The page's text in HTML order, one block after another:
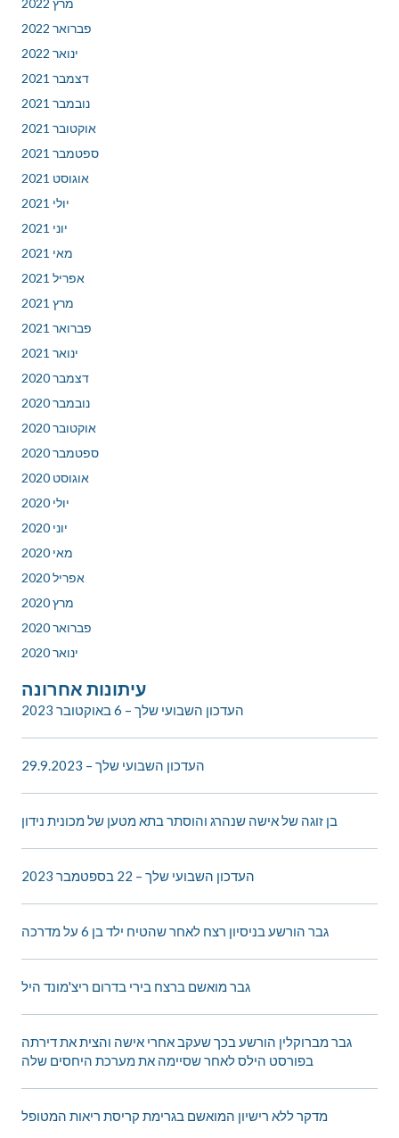
מרץ 2022
פברואר 2022
ינואר 2022
דצמבר 2021
נובמבר 2021
אוקטובר 2021
ספטמבר 2021
אוגוסט 2021
יולי 2021
יוני 2021
מאי 2021
אפריל 2021
מרץ 2021
פברואר 2021
ינואר 2021
דצמבר 2020
נובמבר 2020
אוקטובר 2020
ספטמבר 2020
אוגוסט 2020
יולי 2020
יוני 2020
מאי 2020
אפריל 2020
מרץ 2020
פברואר 2020
ינואר 2020
עיתונות אחרונה
העדכון השבועי שלך – 6 באוקטובר 2023
העדכון השבועי שלך – 29.9.2023
בן זוגה של אישה שנהרג והוסתר בתא מטען של מכונית נידון
העדכון השבועי שלך – 22 בספטמבר 2023
גבר הורשע בניסיון רצח לאחר שהטיח ילד בן 6 על מדרכה
גבר מואשם ברצח בירי בדרום ריצ'מונד היל
גבר מברוקלין הורשע בכך שעקב אחרי אישה והצית את דירתה
בפורסט הילס לאחר שסיימה את מערכת היחסים שלה
מדקר ללא רישיון המואשם בגרימת קריסת ריאות המטופל